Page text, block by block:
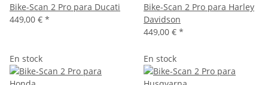
Bike-Scan 2 Pro para Ducati
449,00 € *
Bike-Scan 2 Pro para Harley
Davidson
449,00 € *
En stock En stock